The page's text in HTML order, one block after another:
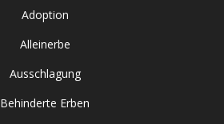
Adoption
Alleinerbe
Ausschlagung
Behinderte Erben